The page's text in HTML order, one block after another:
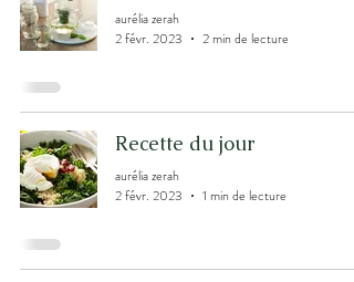
aurélia zerah
2 févr. 2023
2 min de lecture
Recette du jour
aurélia zerah
2 févr. 2023
1 min de lecture